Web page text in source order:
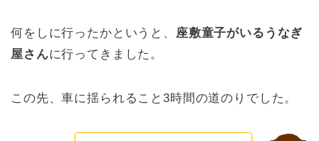
何をしに行ったかというと、 座敷童子がいるうなぎ
屋さんに行ってきました。
この先、車に揺られること3時間の道のりでした。